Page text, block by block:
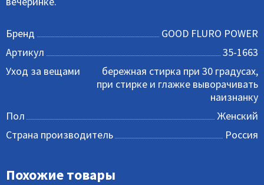
Бренд
GOOD FLURO POWER
Артикул
35-1663
Уход за вещами
бережная стирка при 30 градусах,
при стирке и глажке выворачивать
наизнанку
Пол
Женский
Страна производитель
Россия
Похожие товары